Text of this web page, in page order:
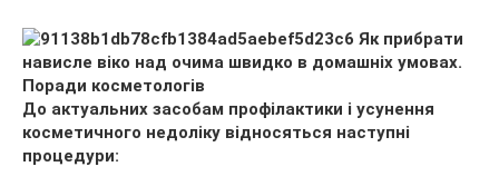
До актуальних засобам профілактики і усунення
косметичного недоліку відносяться наступні
процедури: